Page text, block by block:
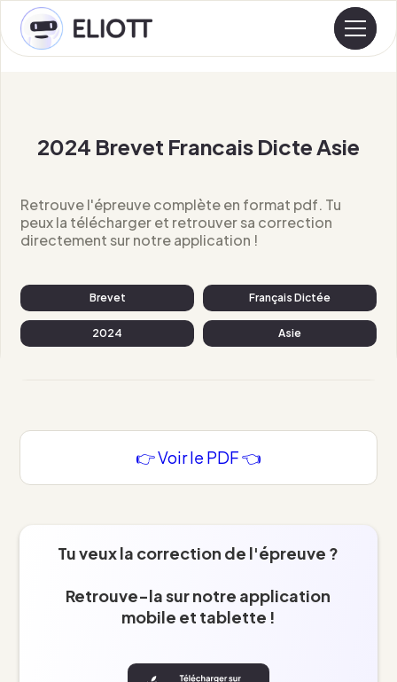
2024 Brevet Francais Dicte Asie
Retrouve l'épreuve complète en format pdf. Tu
peux la télécharger et retrouver sa correction
directement sur notre application !
Brevet Français Dictée
2024 Asie
👉 Voir le PDF 👈
Tu veux la correction de l'épreuve ?
Retrouve-la sur notre application
mobile et tablette !